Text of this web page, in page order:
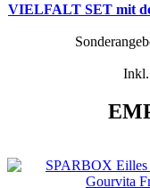
VIELFALT SET mit